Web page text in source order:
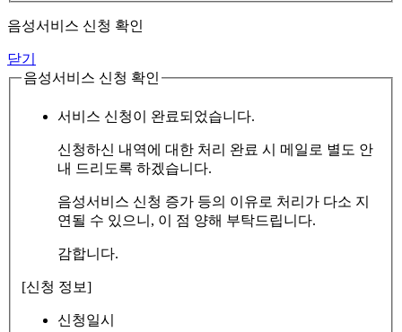
음성서비스 신청 확인
닫기
음성서비스 신청 확인
서비스 신청이 완료되었습니다.
신청하신 내역에 대한 처리 완료 시 메일로 별도 안
내 드리도록 하겠습니다.
음성서비스 신청 증가 등의 이유로 처리가 다소 지
연될 수 있으니, 이 점 양해 부탁드립니다.
감합니다.
[신청 정보]
신청일시